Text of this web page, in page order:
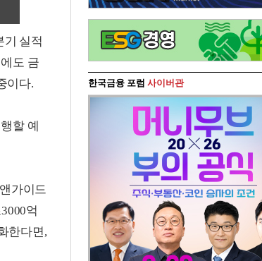
기 실적
도 금
이다.
할 예
가이드
억
한다면,
한국금융 포럼 사이버관